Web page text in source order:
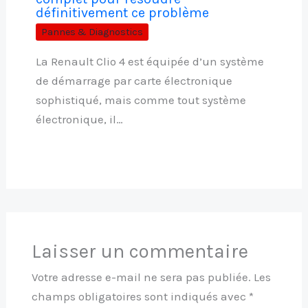
définitivement ce problème
Pannes & Diagnostics
La Renault Clio 4 est équipée d’un système
de démarrage par carte électronique
sophistiqué, mais comme tout système
électronique, il…
Laisser un commentaire
Votre adresse e-mail ne sera pas publiée. Les
champs obligatoires sont indiqués avec *